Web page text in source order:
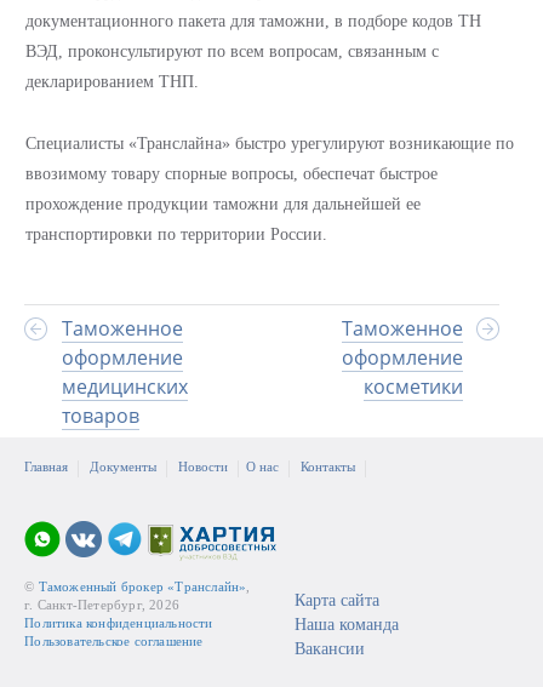
документационного пакета для таможни, в подборе кодов ТН
ВЭД, проконсультируют по всем вопросам, связанным с
декларированием ТНП.
Специалисты «Транслайна» быстро урегулируют возникающие по
ввозимому товару спорные вопросы, обеспечат быстрое
прохождение продукции таможни для дальнейшей ее
транспортировки по территории России.
Таможенное
оформление
медицинских
товаров
Таможенное
оформление
косметики
Главная Документы Новости О нас Контакты
© Таможенный брокер «Транслайн»
г. Санкт-Петербург, 2026
Политика конфиденциальности
Пользовательское соглашение
Карта сайта
Наша команда
Вакансии